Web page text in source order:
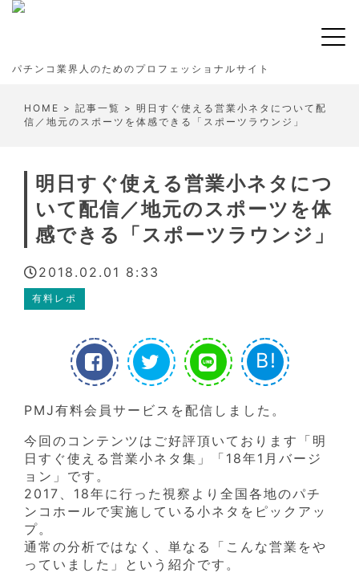
パチンコ業界人のためのプロフェッショナルサイト
HOME > 記事一覧 > 明日すぐ使える営業小ネタについて配
信／地元のスポーツを体感できる「スポーツラウンジ」
明日すぐ使える営業小ネタにつ
いて配信／地元のスポーツを体
感できる「スポーツラウンジ」
2018.02.01 8:33
有料レポ
B!
PMJ有料会員サービスを配信しました。
今回のコンテンツはご好評頂いております「明
日すぐ使える営業小ネタ集」「18年1月バージ
ョン」です。
2017、18年に行った視察より全国各地のパチ
ンコホールで実施している小ネタをピックアッ
プ。
通常の分析ではなく、単なる「こんな営業をや
っていました」という紹介です。